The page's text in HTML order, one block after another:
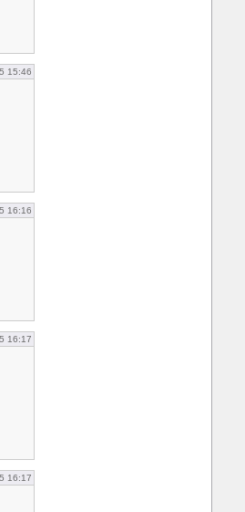
15:46
16:16
16:17
16:17